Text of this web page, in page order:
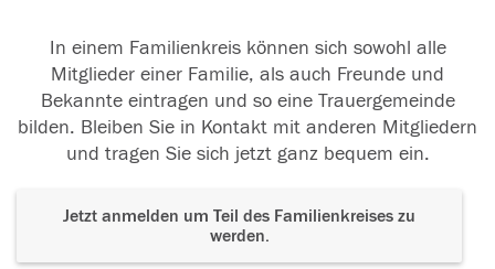
In einem Familienkreis können sich sowohl alle
Mitglieder einer Familie, als auch Freunde und
Bekannte eintragen und so eine Trauergemeinde
bilden. Bleiben Sie in Kontakt mit anderen Mitgliedern
und tragen Sie sich jetzt ganz bequem ein.
Jetzt anmelden um Teil des Familienkreises zu
werden.